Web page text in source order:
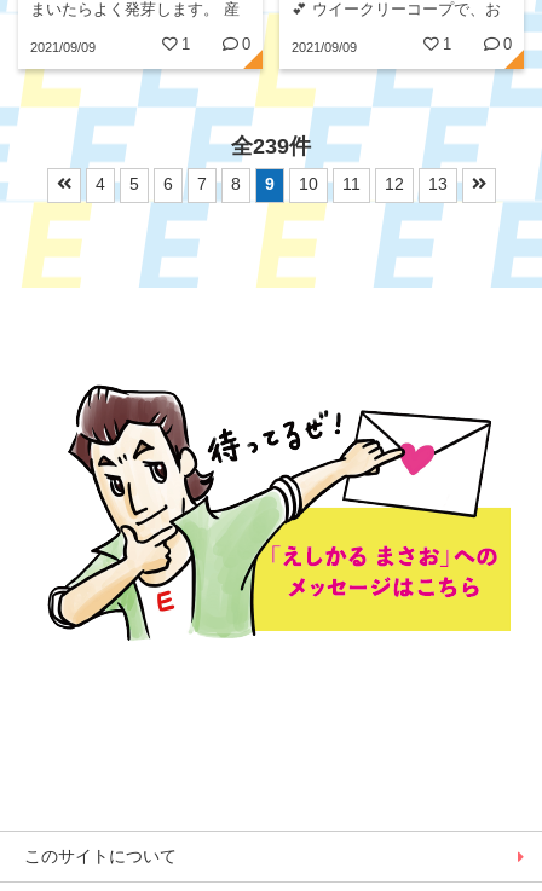
まいたらよく発芽します。 産
直の根つきの野菜を買ってき
て、 主要な部分は食べて、5
CM...
2021/09/09 1 0
💕 ウイークリーコープで、お
知らせしているので、水島セン
ターに、ちょこっと👀お邪魔し
てみました(*'▽'*)💕...
2021/09/09 1 0
全239件
4 5 6 7 8 9 10 11 12 13
このサイトについて